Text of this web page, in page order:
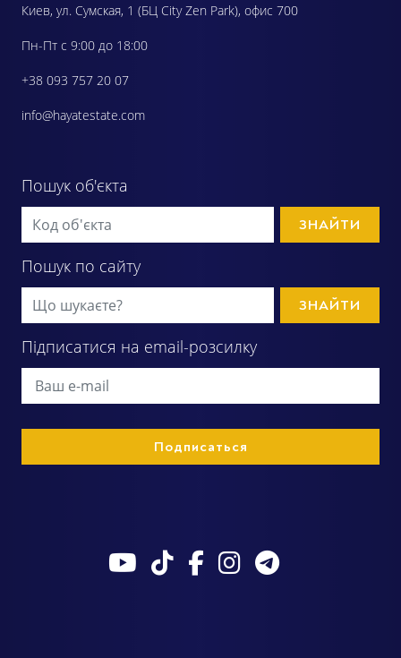
Киев, ул. Сумская, 1 (БЦ City Zen Park), офис 700
Пн-Пт с 9:00 до 18:00
+38 093 757 20 07
info@hayatestate.com
Пошук об'єкта
ЗНАЙТИ
Пошук по сайту
ЗНАЙТИ
Підписатися на email-розсилку